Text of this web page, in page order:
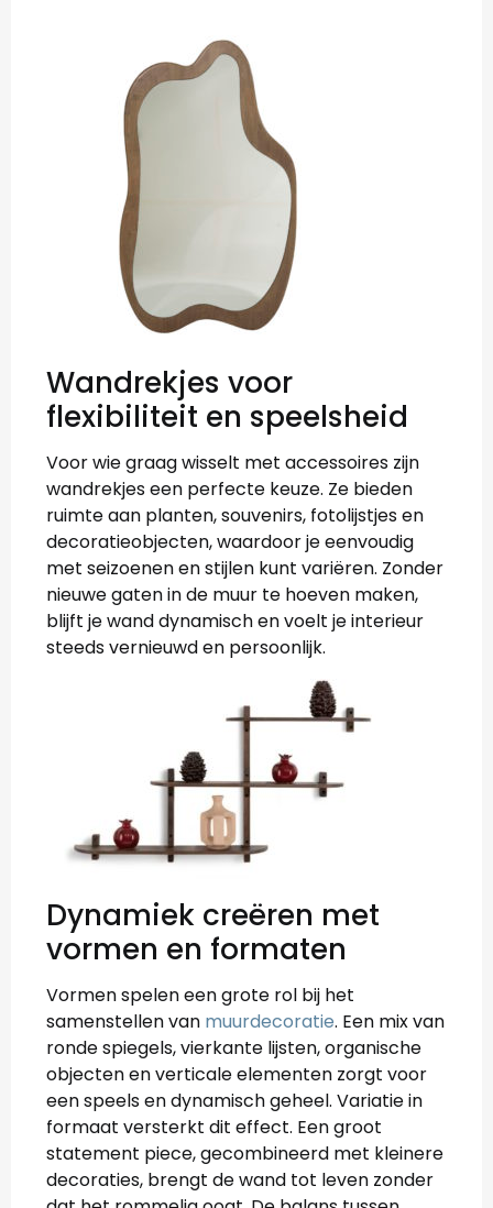
Wandrekjes voor
flexibiliteit en speelsheid
Voor wie graag wisselt met accessoires zijn
wandrekjes een perfecte keuze. Ze bieden
ruimte aan planten, souvenirs, fotolijstjes en
decoratieobjecten, waardoor je eenvoudig
met seizoenen en stijlen kunt variëren. Zonder
nieuwe gaten in de muur te hoeven maken,
blijft je wand dynamisch en voelt je interieur
steeds vernieuwd en persoonlijk.
Dynamiek creëren met
vormen en formaten
Vormen spelen een grote rol bij het
samenstellen van muurdecoratie. Een mix van
ronde spiegels, vierkante lijsten, organische
objecten en verticale elementen zorgt voor
een speels en dynamisch geheel. Variatie in
formaat versterkt dit effect. Een groot
statement piece, gecombineerd met kleinere
decoraties, brengt de wand tot leven zonder